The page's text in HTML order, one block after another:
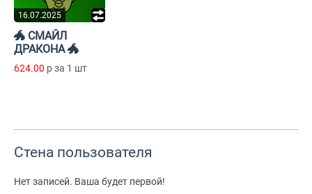
16.07.2025
🐲 СМАЙЛ
ДРАКОНА 🐲
624.00 p за 1 шт
Стена пользователя
Нет записей. Ваша будет первой!